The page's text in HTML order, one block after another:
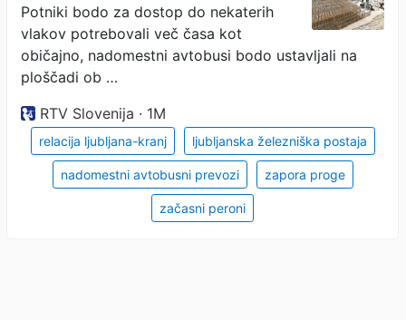
Potniki bodo za dostop do nekaterih
vlakov potrebovali več časa kot
običajno, nadomestni avtobusi bodo ustavljali na
ploščadi ob …
RTV Slovenija · 1M
relacija ljubljana-kranj ljubljanska železniška postaja
nadomestni avtobusni prevozi zapora proge
začasni peroni